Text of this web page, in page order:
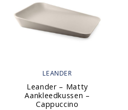
LEANDER
Leander – Matty
Aankleedkussen –
Cappuccino